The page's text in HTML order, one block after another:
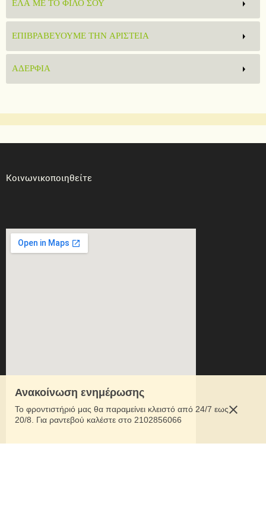
ΕΛΑ ΜΕ ΤΟ ΦΙΛΟ ΣΟΥ
ΕΠΙΒΡΑΒΕΥΟΥΜΕ ΤΗΝ ΑΡΙΣΤΕΙΑ
ΑΔΕΡΦΙΑ
Κοινωνικοποιηθείτε
Ανακοίνωση ενημέρωσης
Το φροντιστήριό μας θα παραμείνει κλειστό από 24/7 εως
20/8. Για ραντεβού καλέστε στο 2102856066